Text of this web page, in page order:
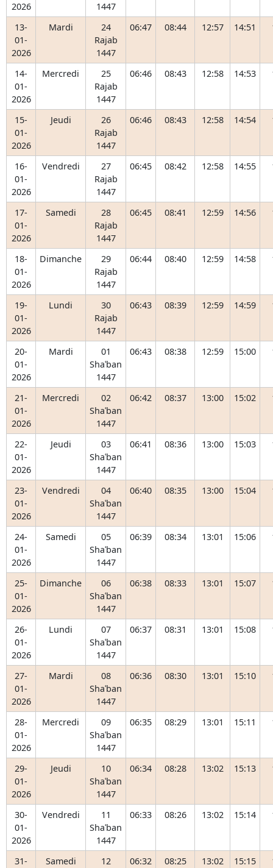
2026
1447
13-
01-
2026
Mardi
24
Rajab
1447
06:47 08:44 12:57 14:51
14-
01-
2026
Mercredi
25
Rajab
1447
06:46 08:43 12:58 14:53
15-
01-
2026
Jeudi
26
Rajab
1447
06:46 08:43 12:58 14:54
16-
01-
2026
Vendredi
27
Rajab
1447
06:45 08:42 12:58 14:55
17-
01-
2026
Samedi
28
Rajab
1447
06:45 08:41 12:59 14:56
18-
01-
2026
Dimanche
29
Rajab
1447
06:44 08:40 12:59 14:58
19-
01-
2026
Lundi
30
Rajab
1447
06:43 08:39 12:59 14:59
20-
01-
2026
Mardi
01
Shaʿban
1447
06:43 08:38 12:59 15:00
21-
01-
2026
Mercredi
02
Shaʿban
1447
06:42 08:37 13:00 15:02
22-
01-
2026
Jeudi
03
Shaʿban
1447
06:41 08:36 13:00 15:03
23-
01-
2026
Vendredi
04
Shaʿban
1447
06:40 08:35 13:00 15:04
24-
01-
2026
Samedi
05
Shaʿban
1447
06:39 08:34 13:01 15:06
25-
01-
2026
Dimanche
06
Shaʿban
1447
06:38 08:33 13:01 15:07
26-
01-
2026
Lundi
07
Shaʿban
1447
06:37 08:31 13:01 15:08
27-
01-
2026
Mardi
08
Shaʿban
1447
06:36 08:30 13:01 15:10
28-
01-
2026
Mercredi
09
Shaʿban
1447
06:35 08:29 13:01 15:11
29-
01-
2026
Jeudi
10
Shaʿban
1447
06:34 08:28 13:02 15:13
30-
01-
2026
Vendredi
11
Shaʿban
1447
06:33 08:26 13:02 15:14
31- Samedi 12 06:32 08:25 13:02 15:15